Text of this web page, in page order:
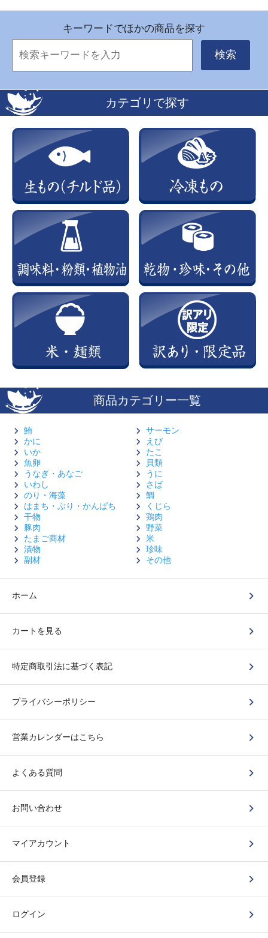
キーワードでほかの商品を探す
検索
カテゴリで探す
商品カテゴリー一覧
鮪
サーモン
かに
えび
いか
たこ
魚卵
貝類
うなぎ・あなご
うに
いわし
さば
のり・海藻
鯛
はまち・ぶり・かんぱち
くじら
干物
鶏肉
豚肉
野菜
たまご商材
米
漬物
珍味
副材
その他
ホーム
カートを見る
特定商取引法に基づく表記
プライバシーポリシー
営業カレンダーはこちら
よくある質問
お問い合わせ
マイアカウント
会員登録
ログイン